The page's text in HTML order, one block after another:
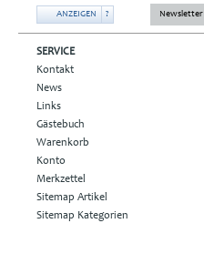
ANZEIGEN ? Newsletter
SERVICE
Kontakt
News
Links
Gästebuch
Warenkorb
Konto
Merkzettel
Sitemap Artikel
Sitemap Kategorien